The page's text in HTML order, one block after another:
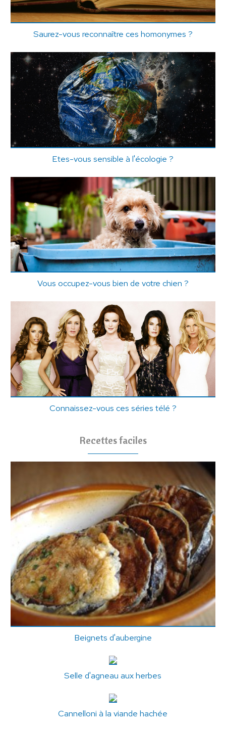
Saurez-vous reconnaître ces homonymes ?
Etes-vous sensible à l'écologie ?
Vous occupez-vous bien de votre chien ?
Connaissez-vous ces séries télé ?
Recettes faciles
Beignets d'aubergine
Selle d'agneau aux herbes
Cannelloni à la viande hachée